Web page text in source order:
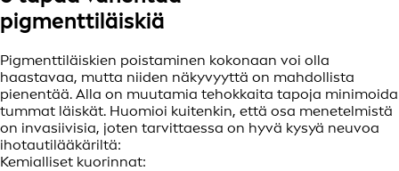
pigmenttiläiskiä
Pigmenttiläiskien poistaminen kokonaan voi olla
haastavaa, mutta niiden näkyvyyttä on mahdollista
pienentää. Alla on muutamia tehokkaita tapoja minimoida
tummat läiskät. Huomioi kuitenkin, että osa menetelmistä
on invasiivisia, joten tarvittaessa on hyvä kysyä neuvoa
ihotautilääkäriltä:
Kemialliset kuorinnat: